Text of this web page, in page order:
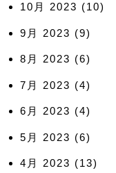
10月 2023 (10)
9月 2023 (9)
8月 2023 (6)
7月 2023 (4)
6月 2023 (4)
5月 2023 (6)
4月 2023 (13)